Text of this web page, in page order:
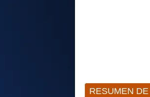
RESUMEN